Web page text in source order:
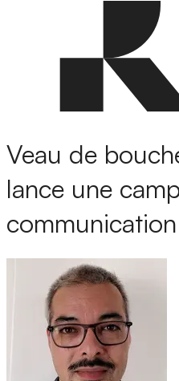
Veau de
lance une